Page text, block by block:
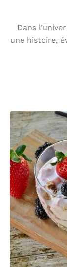
Dans
une histoire,